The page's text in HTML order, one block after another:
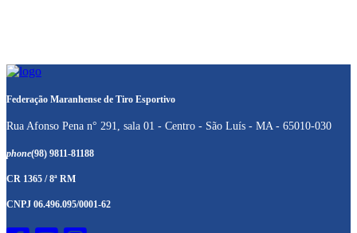
Federação Maranhense de Tiro Esportivo
Rua Afonso Pena n° 291, sala 01 - Centro - São Luís - MA - 65010-030
phone(98) 9811-81188
CR 1365 / 8ª RM
CNPJ 06.496.095/0001-62